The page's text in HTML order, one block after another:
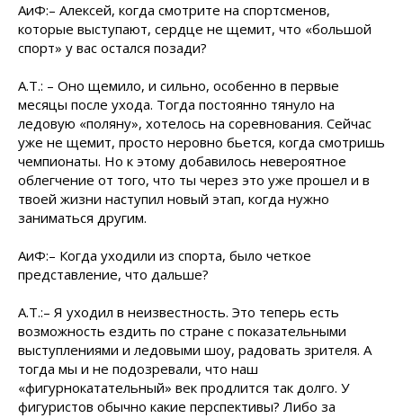
АиФ:– Алексей, когда смотрите на спортсменов,
которые выступают, сердце не щемит, что «большой
спорт» у вас остался позади?
А.Т.: – Оно щемило, и сильно, особенно в первые
месяцы после ухода. Тогда постоянно тянуло на
ледовую «поляну», хотелось на соревнования. Сейчас
уже не щемит, просто неровно бьется, когда смотришь
чемпионаты. Но к этому добавилось невероятное
облегчение от того, что ты через это уже прошел и в
твоей жизни наступил новый этап, когда нужно
заниматься другим.
АиФ:– Когда уходили из спорта, было четкое
представление, что дальше?
А.Т.:– Я уходил в неизвестность. Это теперь есть
возможность ездить по стране с показательными
выступлениями и ледовыми шоу, радовать зрителя. А
тогда мы и не подозревали, что наш
«фигурнокатательный» век продлится так долго. У
фигуристов обычно какие перспективы? Либо за